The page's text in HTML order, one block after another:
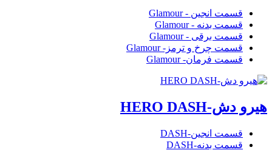
قسمت انجین - Glamour
قسمت بدنه - Glamour
قسمت برقی - Glamour
قسمت چرخ و ترمز- Glamour
قسمت فرمان- Glamour
هیرو دش-HERO DASH
قسمت انجین-DASH
قسمت بدنه-DASH